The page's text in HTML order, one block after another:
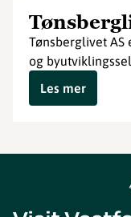
Tønsberglivet
og
Les mer